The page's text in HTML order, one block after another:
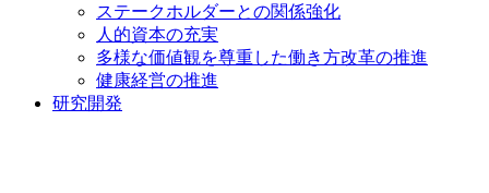
ステークホルダーとの関係強化
人的資本の充実
多様な価値観を尊重した働き方改革の推進
健康経営の推進
研究開発